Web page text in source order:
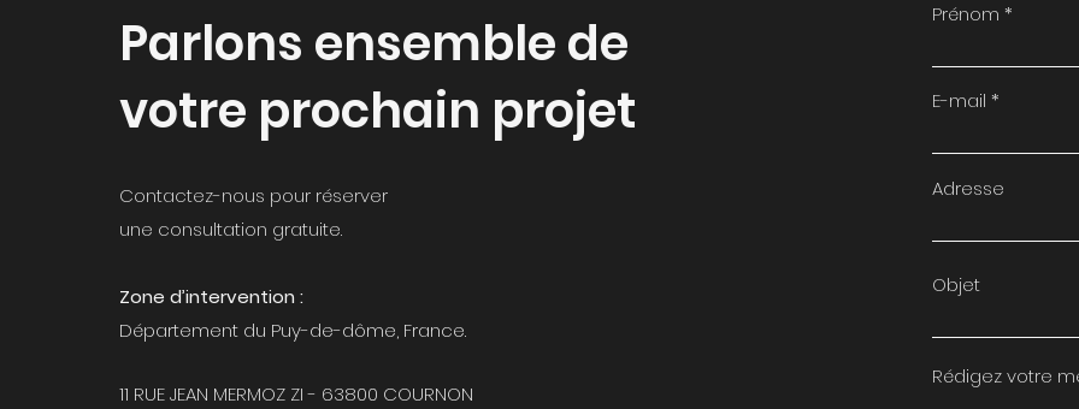
Parlons ensemble de
votre prochain projet
Contactez-nous pour réserver
une consultation gratuite.
Zone d’intervention :
Département du Puy-de-dôme, France.
11 RUE JEAN MERMOZ ZI - 63800 COURNON
Prénom
E-mail
Adresse
Objet
Rédigez votre